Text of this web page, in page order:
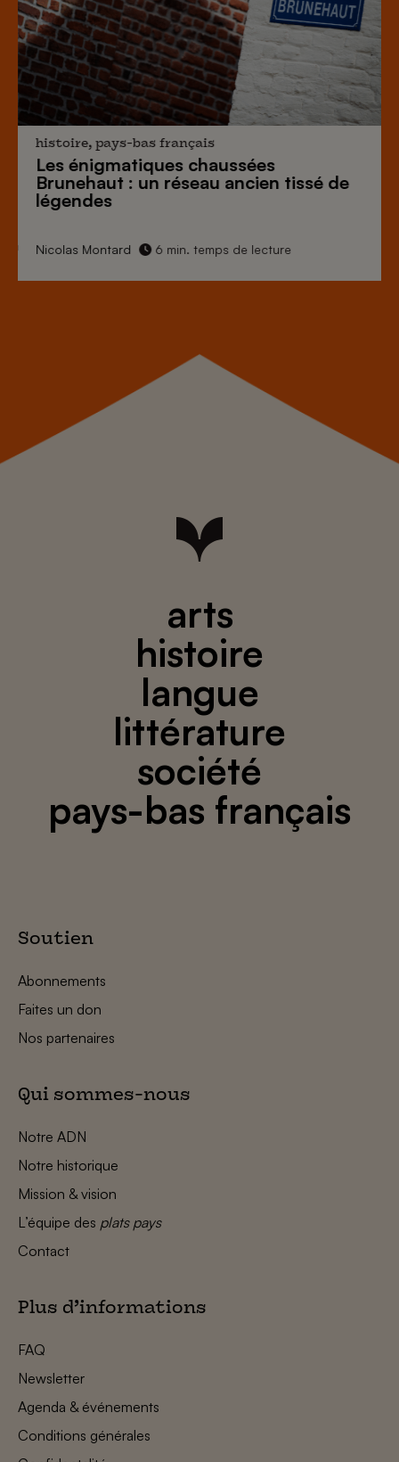
histoire, pays-bas français
Les énigmatiques chaussées
Brunehaut : un réseau ancien tissé de
légendes
Nicolas Montard 6 min. temps de lecture
arts
histoire
langue
littérature
société
pays-bas français
Soutien
Abonnements
Faites un don
Nos partenaires
Qui sommes-nous
Notre ADN
Notre historique
Mission & vision
L’équipe des plats pays
Contact
Plus d’informations
FAQ
Newsletter
Agenda & événements
Conditions générales